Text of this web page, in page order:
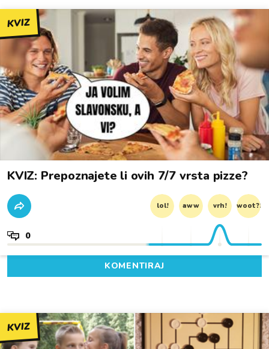
KVIZ
KVIZ: Prepoznajete li ovih 7/7 vrsta pizze?
lol! aww vrh! woot?!
0
KOMENTIRAJ
KVIZ